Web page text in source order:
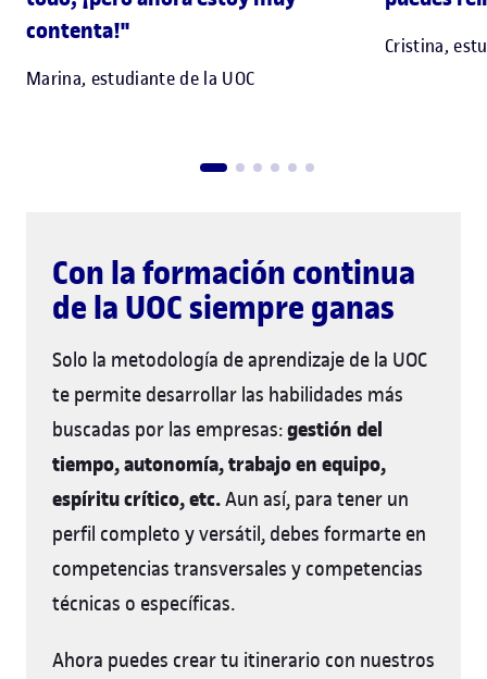
contenta!"
Marina, estudiante de la UOC
Cristina,
Con la formación continua
de la UOC siempre ganas
Solo la metodología de aprendizaje de la UOC
te permite desarrollar las habilidades más
buscadas por las empresas:gestión del
tiempo, autonomía, trabajo en equipo,
espíritu crítico, etc.Aun así, para tener un
perfil completo y versátil, debes formarte en
competencias transversales y competencias
técnicas o específicas.
Ahora puedes crear tu itinerario con nuestros